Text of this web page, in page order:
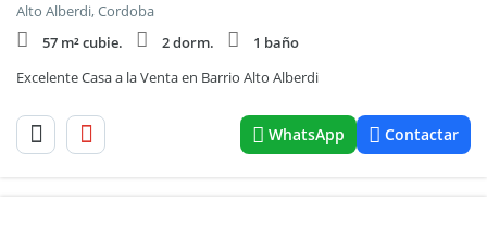
Alto Alberdi, Cordoba
57 m² cubie.
2 dorm.
1 baño
Excelente Casa a la Venta en Barrio Alto Alberdi
WhatsApp Contactar